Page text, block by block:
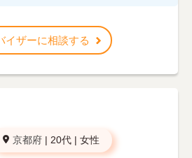
イザーに相談する
京都府 | 20代 | 女性